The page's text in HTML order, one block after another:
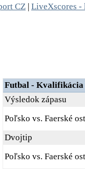
CZ | LiveXscores -
Futbal - Kvalifikácia
Výsledok zápasu
Poľsko vs. Faerské
Dvojtip
Poľsko vs. Faerské